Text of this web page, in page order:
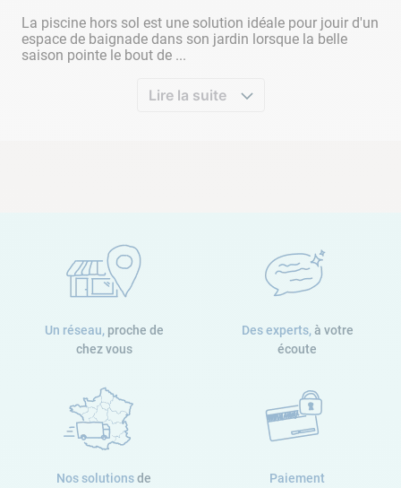
La piscine hors sol est une solution idéale pour jouir d'un
espace de baignade dans son jardin lorsque la belle
saison pointe le bout de ...
Lire la suite
Un réseau, proche de
chez vous
Des experts, à votre
écoute
Nos solutionsde
Paiement